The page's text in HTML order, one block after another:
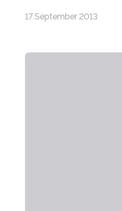
17 September 2013